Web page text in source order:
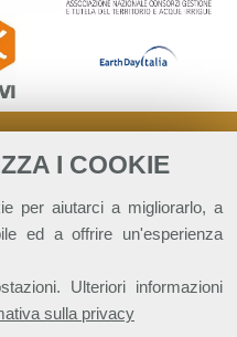
I COOKIE
per aiutarci a migliorarlo, a
ed a offrire un'esperienza
Ulteriori informazioni
sulla privacy